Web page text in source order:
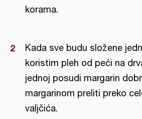
korama.
Kada sve budu složene
koristim pleh od peći na
jednoj posudi margarin
margarinom preliti preko
valjčića.